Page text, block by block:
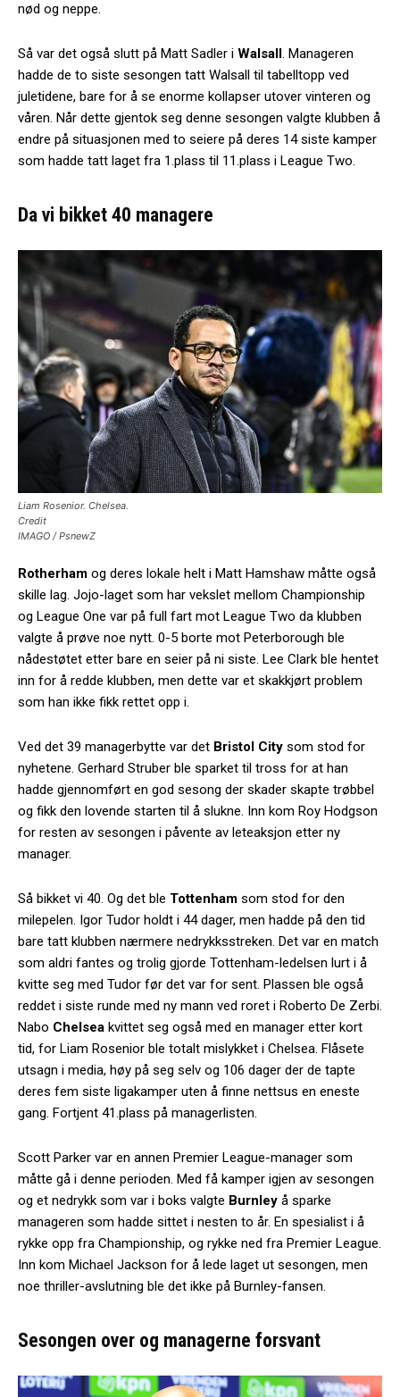
nød og neppe.
Så var det også slutt på Matt Sadler i Walsall. Manageren
hadde de to siste sesongen tatt Walsall til tabelltopp ved
juletidene, bare for å se enorme kollapser utover vinteren og
våren. Når dette gjentok seg denne sesongen valgte klubben å
endre på situasjonen med to seiere på deres 14 siste kamper
som hadde tatt laget fra 1.plass til 11.plass i League Two.
Da vi bikket 40 managere
Liam Rosenior. Chelsea.
Credit
IMAGO / PsnewZ
Rotherham og deres lokale helt i Matt Hamshaw måtte også
skille lag. Jojo-laget som har vekslet mellom Championship
og League One var på full fart mot League Two da klubben
valgte å prøve noe nytt. 0-5 borte mot Peterborough ble
nådestøtet etter bare en seier på ni siste. Lee Clark ble hentet
inn for å redde klubben, men dette var et skakkjørt problem
som han ikke fikk rettet opp i.
Ved det 39 managerbytte var det Bristol City som stod for
nyhetene. Gerhard Struber ble sparket til tross for at han
hadde gjennomført en god sesong der skader skapte trøbbel
og fikk den lovende starten til å slukne. Inn kom Roy Hodgson
for resten av sesongen i påvente av leteaksjon etter ny
manager.
Så bikket vi 40. Og det ble Tottenham som stod for den
milepelen. Igor Tudor holdt i 44 dager, men hadde på den tid
bare tatt klubben nærmere nedrykksstreken. Det var en match
som aldri fantes og trolig gjorde Tottenham-ledelsen lurt i å
kvitte seg med Tudor før det var for sent. Plassen ble også
reddet i siste runde med ny mann ved roret i Roberto De Zerbi.
Nabo Chelsea kvittet seg også med en manager etter kort
tid, for Liam Rosenior ble totalt mislykket i Chelsea. Flåsete
utsagn i media, høy på seg selv og 106 dager der de tapte
deres fem siste ligakamper uten å finne nettsus en eneste
gang. Fortjent 41.plass på managerlisten.
Scott Parker var en annen Premier League-manager som
måtte gå i denne perioden. Med få kamper igjen av sesongen
og et nedrykk som var i boks valgte Burnley å sparke
manageren som hadde sittet i nesten to år. En spesialist i å
rykke opp fra Championship, og rykke ned fra Premier League.
Inn kom Michael Jackson for å lede laget ut sesongen, men
noe thriller-avslutning ble det ikke på Burnley-fansen.
Sesongen over og managerne forsvant